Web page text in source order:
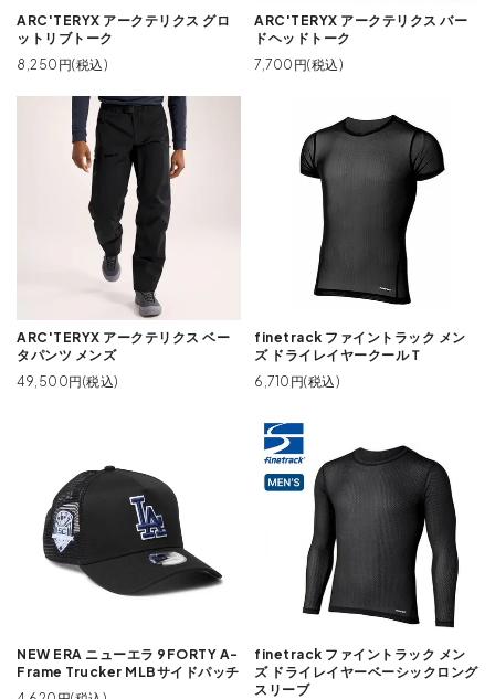
ARC'TERYX アークテリクス グロ
ットリブトーク
8,250円(税込)
ARC'TERYX アークテリクス バー
ドヘッドトーク
7,700円(税込)
ARC'TERYX アークテリクス ベー
タパンツ メンズ
49,500円(税込)
finetrack ファイントラック メン
ズ ドライレイヤークールＴ
6,710円(税込)
NEW ERA ニューエラ 9FORTY A-
Frame Trucker MLBサイドパッチ
finetrack ファイントラック メン
ズ ドライレイヤーベーシックロング
スリーブ